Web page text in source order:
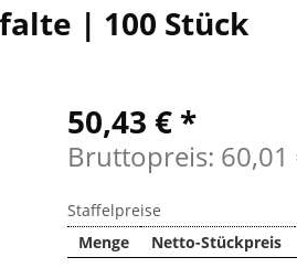
| 100 Stück
50,43 € *
Bruttopreis: 60,01
Staffelpreise
Menge
Netto-Stückpreis